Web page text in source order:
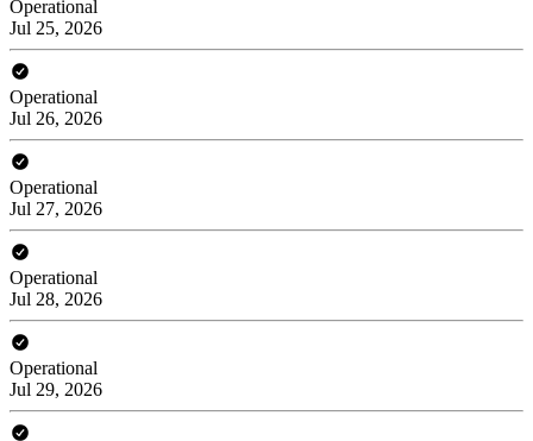
Operational
Jul 25, 2026
Operational
Jul 26, 2026
Operational
Jul 27, 2026
Operational
Jul 28, 2026
Operational
Jul 29, 2026